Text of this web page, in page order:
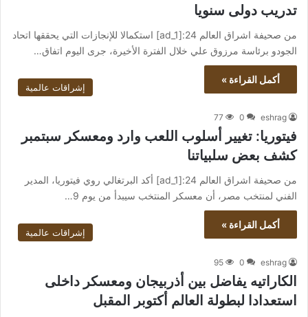
تدريب دولى سنويا
من صحيفة اشراق العالم 24:[ad_1] استكمالا للإنجازات التي يحققها اتحاد
الجودو برئاسة مرزوق علي خلال الفترة الأخيرة، جرى اليوم اتفاق…
أكمل القراءة »
إشراقات عالمية
eshrag
0
77
فيتوريا: تغيير أسلوب اللعب وارد ومعسكر سبتمبر
كشف بعض سلبياتنا
من صحيفة اشراق العالم 24:[ad_1] أكد البرتغالي روي فيتوريا، المدير
الفني لمنتخب مصر، أن معسكر المنتخب سيبدأ من يوم 9…
أكمل القراءة »
إشراقات عالمية
eshrag
0
95
الكاراتيه يفاضل بين أذربيجان ومعسكر داخلى
استعدادا لبطولة العالم أكتوبر المقبل